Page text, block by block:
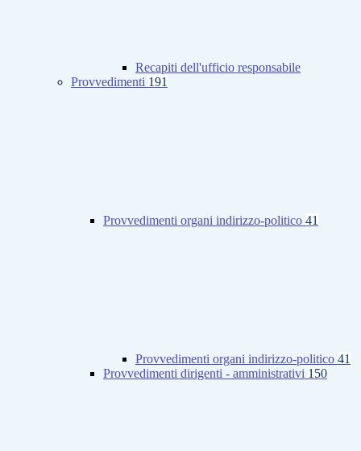
Recapiti dell'ufficio responsabile
Provvedimenti 191
Provvedimenti organi indirizzo-politico 41
Provvedimenti organi indirizzo-politico 41
Provvedimenti dirigenti - amministrativi 150